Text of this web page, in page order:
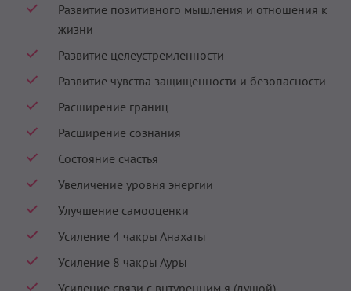
Развитие позитивного мышления и отношения к
жизни
Развитие целеустремленности
Развитие чувства защищенности и безопасности
Расширение границ
Расширение сознания
Состояние счастья
Увеличение уровня энергии
Улучшение самооценки
Усиление 4 чакры Анахаты
Усиление 8 чакры Ауры
Усиление связи с внтуренним я (душой)